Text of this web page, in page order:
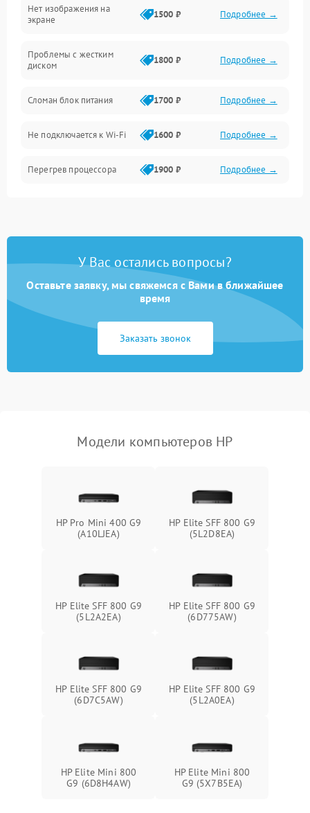
Прочие специфичные проблемы
Нет изображения на
экране
1500 ₽ Подробнее →
Проблемы с жестким
диском
1800 ₽ Подробнее →
Сломан блок питания 1700 ₽ Подробнее →
Не подключается к Wi-Fi 1600 ₽ Подробнее →
Перегрев процессора 1900 ₽ Подробнее →
Проблемы с
устройств
охлаждения
1700 ₽ Подробнее →
оперативной памяти
У Вас остались вопросы?
Оставьте заявку, мы свяжемся с Вами в ближайшее
время
Заказать звонок
Модели компьютеров HP
HP Pro Mini 400 G9
(A10LJEA)
HP Elite SFF 800 G9
(5L2D8EA)
HP Elite SFF 800 G9
(5L2A2EA)
HP Elite SFF 800 G9
(6D775AW)
HP Elite SFF 800 G9
(6D7C5AW)
HP Elite SFF 800 G9
(5L2A0EA)
HP Elite Mini 800
G9 (6D8H4AW)
HP Elite Mini 800
G9 (5X7B5EA)